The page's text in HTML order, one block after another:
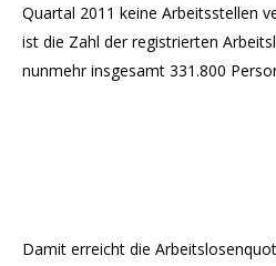
Quartal 2011 keine Arbeitsstellen
ist die Zahl der registrierten
nunmehr insgesamt 331.800
Damit erreicht die